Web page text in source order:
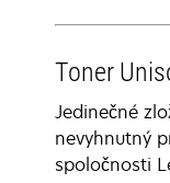
Toner
Jedinečné
nevyhnutný
spoločnosti